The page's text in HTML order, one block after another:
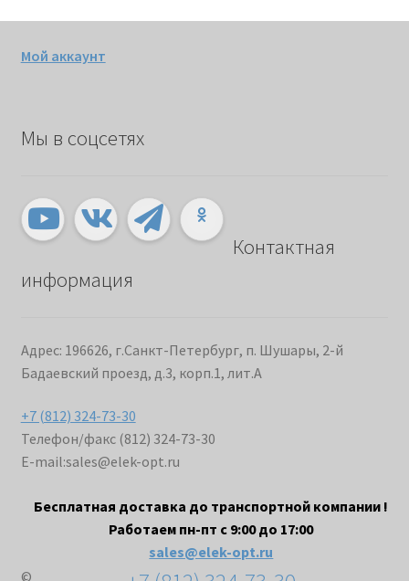
Мой аккаунт
Мы в соцсетях
Контактная
информация
Адрес: 196626, г.Санкт-Петербург, п. Шушары, 2-й
Бадаевский проезд, д.3, корп.1, лит.А
+7 (812) 324-73-30
Телефон/факс (812) 324-73-30
E-mail:sales@elek-opt.ru
Бесплатная доставка до транспортной компании !
Работаем пн-пт с 9:00 до 17:00
sales@elek-opt.ru
©